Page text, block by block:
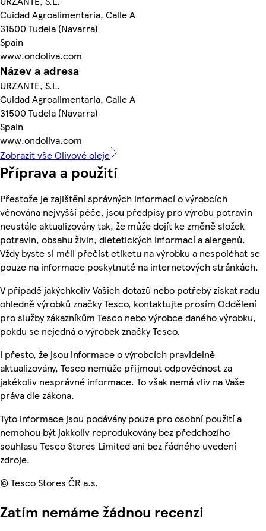
Cuidad Agroalimentaria, Calle A
31500 Tudela (Navarra)
Spain
www.ondoliva.com
Název a adresa
URZANTE, S.L.
Cuidad Agroalimentaria, Calle A
31500 Tudela (Navarra)
Spain
www.ondoliva.com
Zobrazit vše Olivové oleje
Příprava a použití
Přestože je zajištění správných informací o výrobcích
věnována nejvyšší péče, jsou předpisy pro výrobu potravin
neustále aktualizovány tak, že může dojít ke změně složek
potravin, obsahu živin, dietetických informací a alergenů.
Vždy byste si měli přečíst etiketu na výrobku a nespoléhat se
pouze na informace poskytnuté na internetových stránkách.
V případě jakýchkoliv Vašich dotazů nebo potřeby získat radu
ohledně výrobků značky Tesco, kontaktujte prosím Oddělení
pro služby zákazníkům Tesco nebo výrobce daného výrobku,
pokdu se nejedná o výrobek značky Tesco.
I přesto, že jsou informace o výrobcích pravidelně
aktualizovány, Tesco nemůže přijmout odpovědnost za
jakékoliv nesprávné informace. To však nemá vliv na Vaše
práva dle zákona.
Tyto informace jsou podávány pouze pro osobní použití a
nemohou být jakkoliv reprodukovány bez předchozího
souhlasu Tesco Stores Limited ani bez řádného uvedení
zdroje.
© Tesco Stores ČR a.s.
Zatím nemáme žádnou recenzi